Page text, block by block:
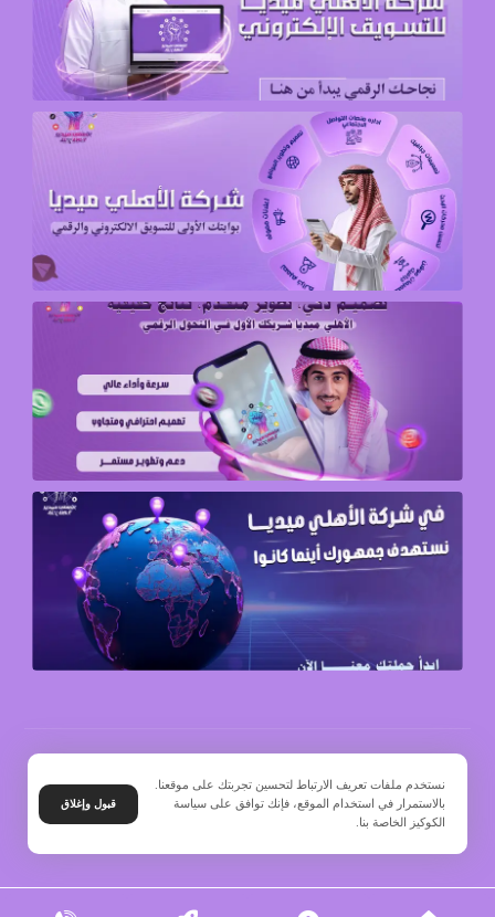
نستخدم ملفات تعريف الارتباط لتحسين تجربتك على موقعنا.
بالاستمرار في استخدام الموقع، فإنك توافق على سياسة
الكوكيز الخاصة بنا.
قبول وإغلاق